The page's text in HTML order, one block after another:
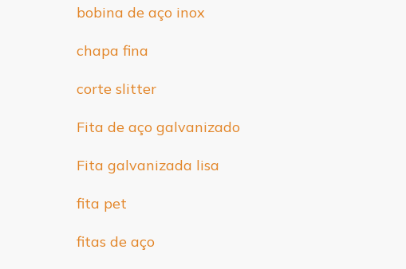
bobina de aço inox
chapa fina
corte slitter
Fita de aço galvanizado
Fita galvanizada lisa
fita pet
fitas de aço